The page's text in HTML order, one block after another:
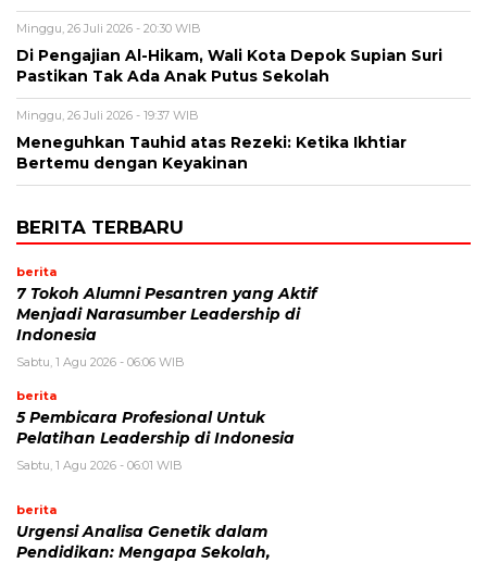
Minggu, 26 Juli 2026 - 20:30 WIB
Di Pengajian Al-Hikam, Wali Kota Depok Supian Suri
Pastikan Tak Ada Anak Putus Sekolah
Minggu, 26 Juli 2026 - 19:37 WIB
Meneguhkan Tauhid atas Rezeki: Ketika Ikhtiar
Bertemu dengan Keyakinan
BERITA TERBARU
berita
7 Tokoh Alumni Pesantren yang Aktif
Menjadi Narasumber Leadership di
Indonesia
Sabtu, 1 Agu 2026 - 06:06 WIB
berita
5 Pembicara Profesional Untuk
Pelatihan Leadership di Indonesia
Sabtu, 1 Agu 2026 - 06:01 WIB
berita
Urgensi Analisa Genetik dalam
Pendidikan: Mengapa Sekolah,